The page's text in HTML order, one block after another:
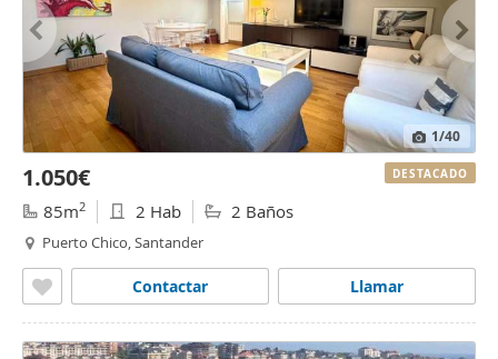
1/40
1.050€
85m2 2 Hab 2 Baños
Puerto Chico, Santander
Llamar
Contactar
DESTACADO